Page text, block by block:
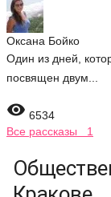
Оксана Бойко
Один из дней,
посвящен двум...
 6534
Все рассказы 1